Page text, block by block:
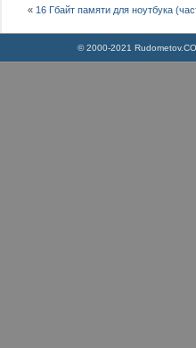
« 16 Гбайт памяти для ноутбука
© 2000-2021